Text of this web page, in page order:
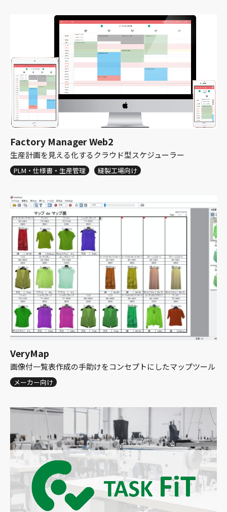
Factory Manager Web2
生産計画を見える化するクラウド型スケジューラー
PLM・仕様書・生産管理 縫製工場向け
VeryMap
画像付一覧表作成の手助けをコンセプトにしたマップツール
メーカー向け